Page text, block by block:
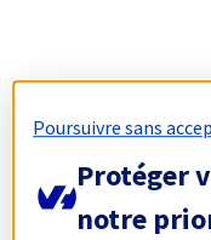
Poursuivre sans
Protéger
notre